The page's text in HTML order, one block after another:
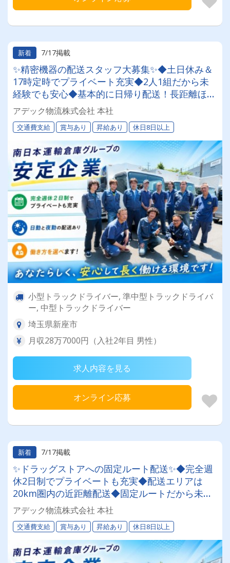
新着 7/17掲載
✨精密機器の配送スタッフ大募集✨◆土日休み＆
17時定時でプライベート充実◆2人1組だから未
経験でも安心◆基本的に日帰り配送！長距離ほぼ
なし◆資格取得支援制度で中型免許も取得可能◆
南日本運輸倉庫グループの安定企業
アデック物流株式会社 本社
交通費支給 賞与あり 昇給あり 休日8日以上
小型トラックドライバー, 準中型トラックドライバ
ー, 中型トラックドライバー
埼玉県新座市
月収28万7000円（入社2年目 男性）
求人内容を見る
オンライン応募
新着 7/17掲載
✨ドラッグストアへの固定ルート配送✨◆完全週
休2日制でプライベートも充実◆配送エリアは
20km圏内の近距離配送◆固定ルートだから未経
験でも覚えやすい◆夜の時間帯だから渋滞ほぼな
し
アデック物流株式会社 本社
交通費支給 賞与あり 昇給あり 休日8日以上